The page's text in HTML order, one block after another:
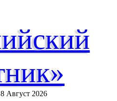
Август 2026